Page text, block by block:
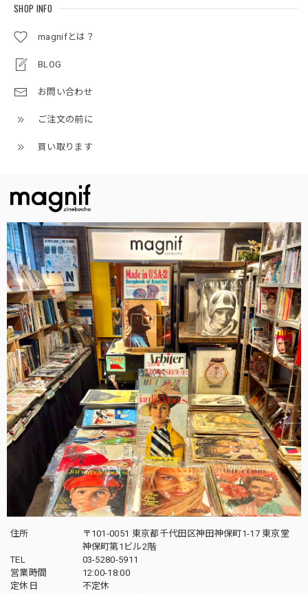
SHOP INFO
magnifとは？
BLOG
お問い合わせ
ご注文の前に
買い取ります
住所
〒101-0051 東京都千代田区神田神保町1-17 東京堂
神保町第1ビル2階
TEL
03-5280-5911
営業時間
12:00-18:00
定休日
不定休